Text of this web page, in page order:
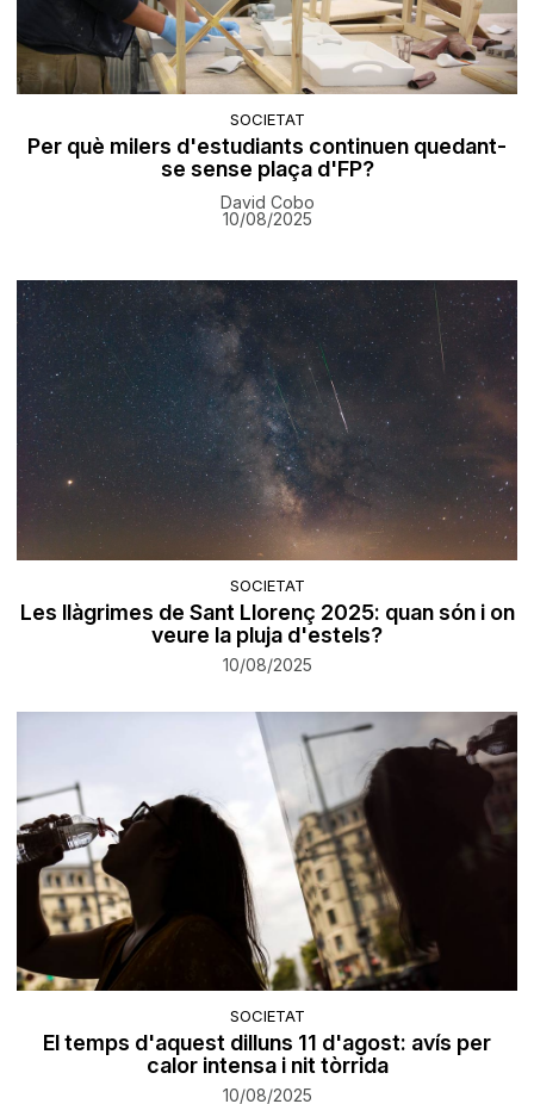
SOCIETAT
Per què milers d'estudiants continuen quedant-
se sense plaça d'FP?
David Cobo
10/08/2025
SOCIETAT
Les llàgrimes de Sant Llorenç 2025: quan són i on
veure la pluja d'estels?
10/08/2025
SOCIETAT
El temps d'aquest dilluns 11 d'agost: avís per
calor intensa i nit tòrrida
10/08/2025